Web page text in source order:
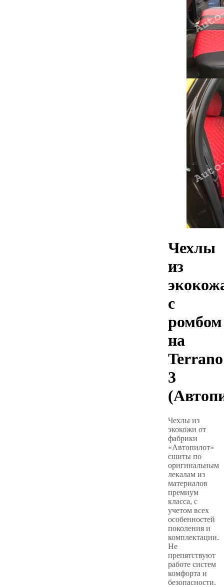
Чехлы
из
с
ромбом
на
Terrano
3
Чехлы из
экокожи от
фабрики
«Автопилот»
сшиты по
оригинальным
лекалам из
материалов
премиум
класса, с
учетом всех
особенностей
поколения и
комплектации.
Не
препятствуют
работе систем
комфорта и
безопасности.